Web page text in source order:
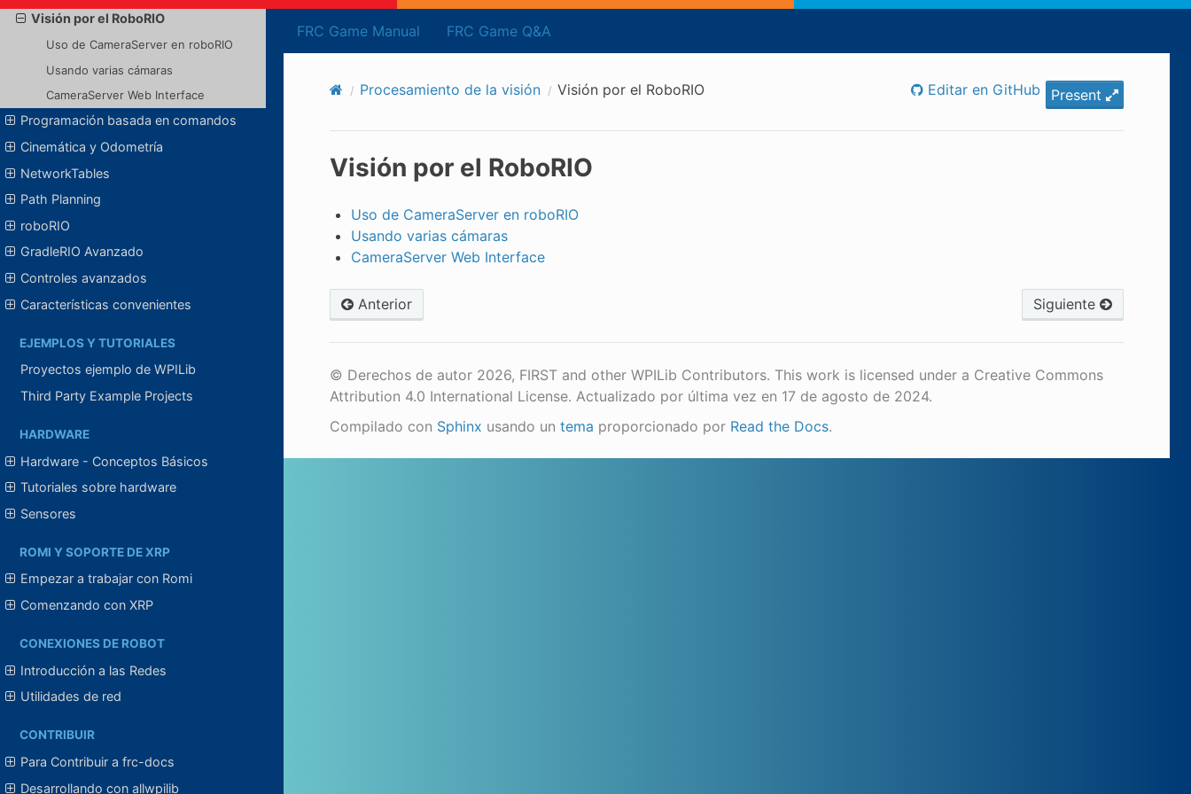
FRC Game Manual FRC Game Q&A
Visión por el RoboRIO
Uso de CameraServer en roboRIO
Usando varias cámaras
CameraServer Web Interface
Programación basada en comandos
Cinemática y Odometría
NetworkTables
Path Planning
roboRIO
GradleRIO Avanzado
Controles avanzados
Características convenientes
EJEMPLOS Y TUTORIALES
Proyectos ejemplo de WPILib
Third Party Example Projects
HARDWARE
Hardware - Conceptos Básicos
Tutoriales sobre hardware
Sensores
ROMI Y SOPORTE DE XRP
Empezar a trabajar con Romi
Comenzando con XRP
CONEXIONES DE ROBOT
Introducción a las Redes
Utilidades de red
CONTRIBUIR
Para Contribuir a frc-docs
Desarrollando con allwpilib
Procesamiento de la visión Visión por el RoboRIO Present
Editar en GitHub
Visión por el RoboRIO
Uso de CameraServer en roboRIO
Usando varias cámaras
CameraServer Web Interface
Anterior Siguiente
© Derechos de autor 2026, FIRST and other WPILib Contributors. This work is licensed under a Creative Commons
Attribution 4.0 International License. Actualizado por última vez en 17 de agosto de 2024.
Compilado con Sphinx usando un tema proporcionado por Read the Docs.